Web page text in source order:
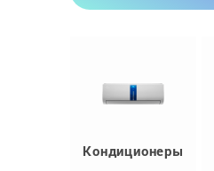
Кондиционеры